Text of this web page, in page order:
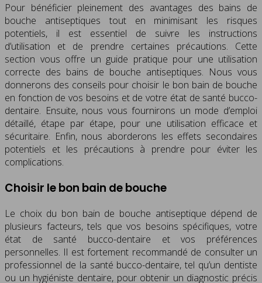
Pour bénéficier pleinement des avantages des bains de
bouche antiseptiques tout en minimisant les risques
potentiels, il est essentiel de suivre les instructions
d’utilisation et de prendre certaines précautions. Cette
section vous offre un guide pratique pour une utilisation
correcte des bains de bouche antiseptiques. Nous vous
donnerons des conseils pour choisir le bon bain de bouche
en fonction de vos besoins et de votre état de santé bucco-
dentaire. Ensuite, nous vous fournirons un mode d’emploi
détaillé, étape par étape, pour une utilisation efficace et
sécuritaire. Enfin, nous aborderons les effets secondaires
potentiels et les précautions à prendre pour éviter les
complications.
Choisir le bon bain de bouche
Le choix du bon bain de bouche antiseptique dépend de
plusieurs facteurs, tels que vos besoins spécifiques, votre
état de santé bucco-dentaire et vos préférences
personnelles. Il est fortement recommandé de consulter un
professionnel de la santé bucco-dentaire, tel qu’un dentiste
ou un hygiéniste dentaire, pour obtenir un diagnostic précis